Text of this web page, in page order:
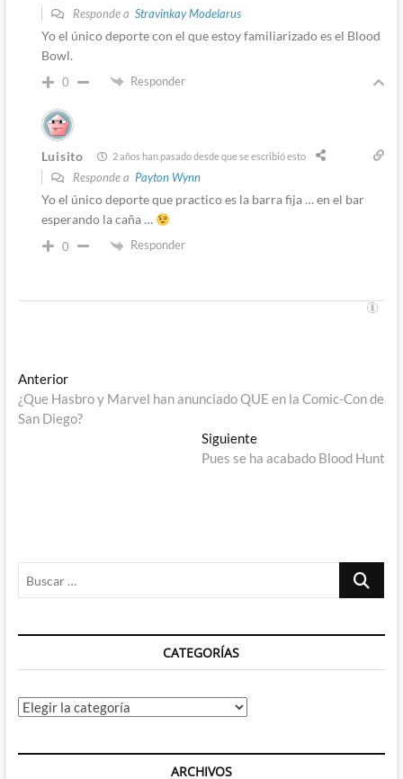
Responde a Stravinkay Modelarus
Yo el único deporte con el que estoy familiarizado es el Blood
Bowl.
0 Responder
Luisito 2 años han pasado desde que se escribió esto
Responde a Payton Wynn
Yo el único deporte que practico es la barra fija … en el bar
esperando la caña …
0 Responder
Navegación
de
AnteriorEntrada
anterior:
¿Que Hasbro y Marvel han anunciado QUE en la Comic-Con de
San Diego?
SiguienteEntrada
siguiente:
Pues se ha acabado Blood Hunt
Buscar
CATEGORÍAS
Categorías
ARCHIVOS